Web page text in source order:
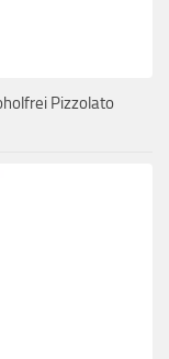
Pizzolato